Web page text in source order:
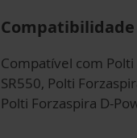
Compatibilidade
Compatível com
SR550, Polti
Polti Forzaspira D-